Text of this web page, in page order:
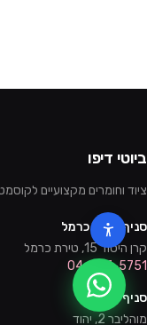
ביוטי דיפו
ציוד וחומרים מקצועיים
סניף טירת כרמל
קרן היסוד 15, טירת כרמל
04-857-5751
סניף יהוד
מוהליבר 2, יהוד